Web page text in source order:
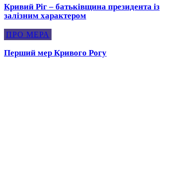
Кривий Ріг – батьківщина президента із
залізним характером
ПРО МЕРА
Перший мер Кривого Рогу